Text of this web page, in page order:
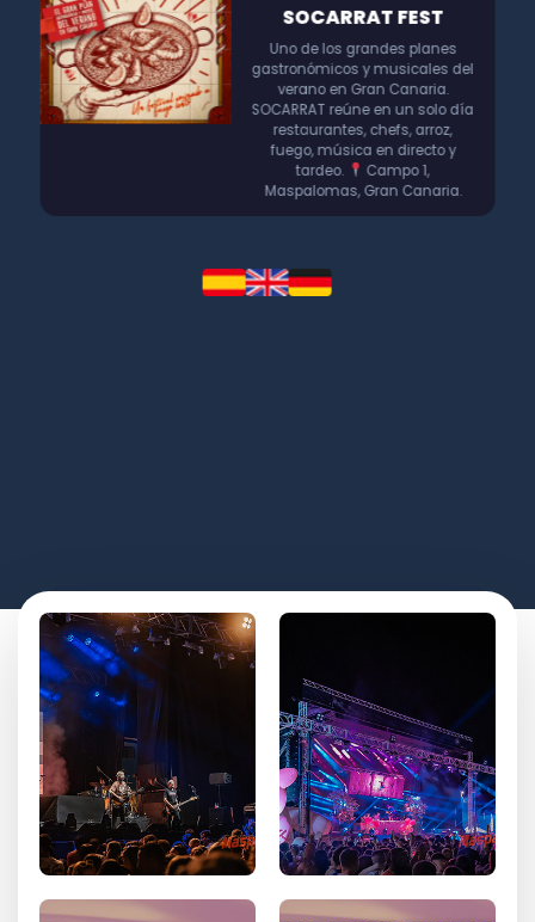
SOCARRAT FEST
Uno de los grandes planes
gastronómicos y musicales del
verano en Gran Canaria.
SOCARRAT reúne en un solo día
restaurantes, chefs, arroz,
fuego, música en directo y
tardeo.
Campo 1,
Maspalomas, Gran Canaria.